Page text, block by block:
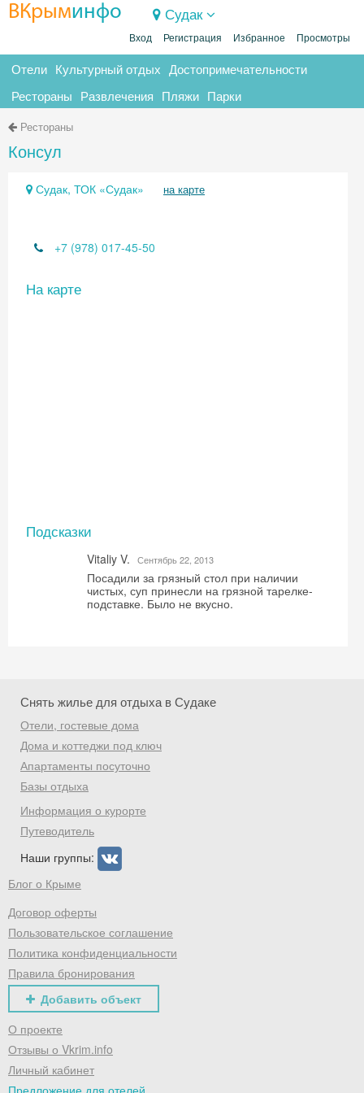
ВКрыминфо Судак
Вход Регистрация Избранное Просмотры
Отели Культурный отдых Достопримечательности
Рестораны Развлечения Пляжи Парки
Рестораны
Консул
Судак, ТОК «Судак» на карте
+7 (978) 017-45-50
На карте
Подсказки
Vitaliy V. Сентябрь 22, 2013
Посадили за грязный стол при наличии
чистых, суп принесли на грязной тарелке-
подставке. Было не вкусно.
Снять жилье для отдыха в Судаке
Отели, гостевые дома
Дома и коттеджи под ключ
Апартаменты посуточно
Базы отдыха
Информация о курорте
Путеводитель
Наши группы:
Блог о Крыме
Договор оферты
Пользовательское соглашение
Политика конфиденциальности
Правила бронирования
Добавить объект
О проекте
Отзывы о Vkrim.info
Личный кабинет
Предложение для отелей
Скидка −5%
Хочешь дешевле? Оставь почту и получи
промокод на первое бронирование!